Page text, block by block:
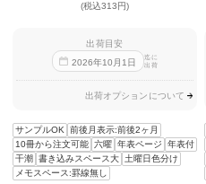
(税込313円)
出荷目安
2026年10 月1 日
迄に
出荷
出荷オプションについて
サンプルOK 前後月表示:前後2ヶ月
10冊から注文可能 六曜 年表ページ
年表付
干潮 書き込みスペース大 土曜日色分け
メモスペース:罫線無し